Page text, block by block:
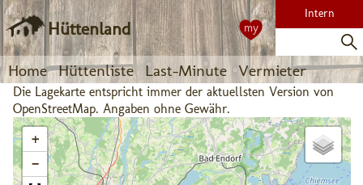
Hüttenland
Home Hüttenliste Last-Minute Vermieter
Intern
my
Die Lagekarte entspricht immer der aktuellsten Version von
OpenStreetMap. Angaben ohne Gewähr.
+
−